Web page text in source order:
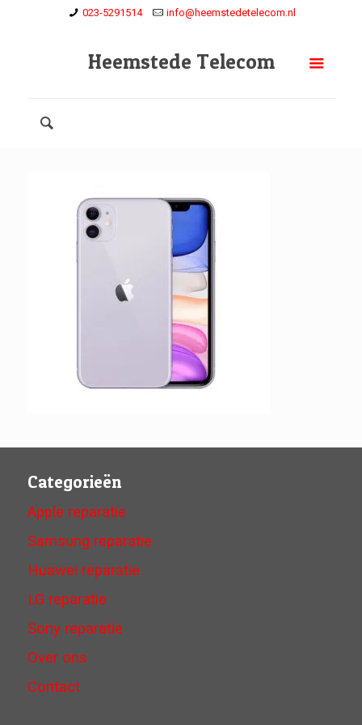
023-5291514 info@heemstedetelecom.nl
Heemstede Telecom
Categorieën
Apple reparatie
Samsung reparatie
Huawei reparatie
LG reparatie
Sony reparatie
Over ons
Contact